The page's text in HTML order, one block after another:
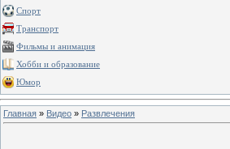
Спорт
Транспорт
Фильмы и анимация
Хобби и образование
Юмор
Главная » Видео » Развлечения